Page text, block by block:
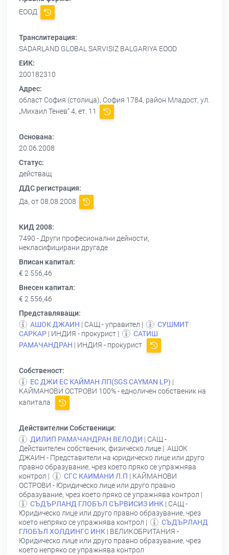
ЕООД
Транслитерация:
SADARLAND GLOBAL SARVISIZ BALGARIYA EOOD
ЕИК:
200182310
Адрес:
област София (столица), София 1784, район Младост, ул.
„Михаил Тенев“ 4, ет. 11
Основана:
20.06.2008
Статус:
действащ
ДДС регистрация:
Да, от 08.08.2008
КИД 2008:
7490 - Други професионални дейности,
некласифицирани другаде
Вписан капитал:
€ 2 556,46
Внесен капитал:
€ 2 556,46
Представляващи:
АШОК ДЖАИН | САЩ - управител |
СУШМИТ
САРКАР | ИНДИЯ - прокурист |
САТИШ
РАМАЧАНДРАН | ИНДИЯ - прокурист
Собственост:
ЕС ДЖИ ЕС КАЙМАН ЛП(SGS САYМАN LР) |
КАЙМАНОВИ ОСТРОВИ 100% - едноличен собственик на
капитала
Действителни Собственици:
ДИЛИП РАМАЧАНДРАН ВЕЛОДИ | САЩ -
Действителен собственик, физическо лице | АШОК
ДЖАИН - Представители на юридическо лице или друго
правно образувание, чрез което пряко се упражнява
контрол |
СГС КАИМАНИ Л.П | КАЙМАНОВИ
ОСТРОВИ - Юридическо лице или друго правно
образувание, чрез което пряко се упражнява контрол |
СЪДЪРЛАНД ГЛОБЪЛ СЪРВИСИЗ ИНК | САЩ -
Юридическо лице или друго правно образувание, чрез
което непряко се упражнява контрол |
СЪДЪРЛАНД
ГЛОБЪЛ ХОЛДИНГС ИНК | ВЕЛИКОБРИТАНИЯ -
Юридическо лице или друго правно образувание, чрез
което непряко се упражнява контрол